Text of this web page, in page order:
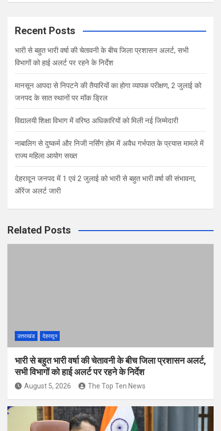
a
c
Recent Posts
भारी से बहुत भारी वर्षा की चेतावनी के बीच जिला प्रशासन अलर्ट, सभी
विभागों को हाई अलर्ट पर रहने के निर्देश
मानसून आपदा से निपटने की तैयारियों का होगा व्यापक परीक्षण, 2 जुलाई को
जनपद के सात स्थानों पर मॉक ड्रिल
विद्यालयी शिक्षा विभाग में वरिष्ठ अधिकारियों को मिली नई जिम्मेदारी
नाबालिग से दुष्कर्म और निजी नर्सिंग होम में अवैध गर्भपात के प्रयास मामले में
राज्य महिला आयोग सख्त
देहरादून जनपद में 1 एवं 2 जुलाई को भारी से बहुत भारी वर्षा की संभावना,
ऑरेंज अलर्ट जारी
Related Posts
उत्तराखंड देहरादून
भारी से बहुत भारी वर्षा की चेतावनी के बीच जिला प्रशासन अलर्ट,
सभी विभागों को हाई अलर्ट पर रहने के निर्देश
August 5, 2026 The Top Ten News